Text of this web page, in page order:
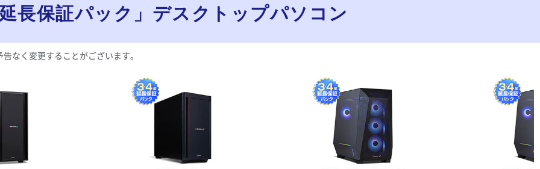
長保証パック」デスクトップパソコン
なく変更することがございます。